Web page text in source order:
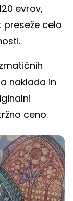
evrov,
celo
naklada in
ceno.